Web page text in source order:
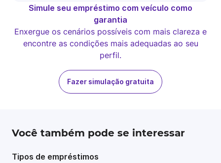
Simule seu empréstimo com veículo como
garantia
Enxergue os cenários possíveis com mais clareza e
encontre as condições mais adequadas ao seu
perfil.
Fazer simulação gratuita
Você também pode se interessar
Tipos de empréstimos